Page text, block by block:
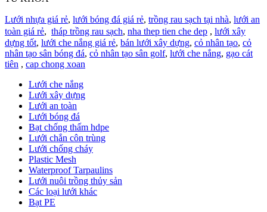
Lưới nhựa giá rẻ, lưới bóng đá giá rẻ, trồng rau sạch tại nhà, lưới an
toàn giá rẻ, tháp trồng rau sạch, nha thep tien che dep , lưới xây
dựng tốt, lưới che nắng giá rẻ, bán lưới xây dựng, cỏ nhân tạo, cỏ
nhân tạo sân bóng đá, cỏ nhân tạo sân golf, lưới che nắng, gạo cát
tiên , cap chong xoan
Lưới che nắng
Lưới xây dựng
Lưới an toàn
Lưới bóng đá
Bạt chống thấm hdpe
Lưới chắn côn trùng
Lưới chống cháy
Plastic Mesh
Waterproof Tarpaulins
Lưới nuôi trồng thủy sản
Các loại lưới khác
Bạt PE